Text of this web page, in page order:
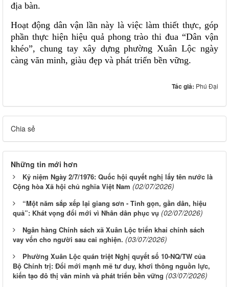
địa bàn.
Hoạt động dân vận lần này là việc làm thiết thực, góp
phần thực hiện hiệu quả phong trào thi đua “Dân vận
khéo”, chung tay xây dựng phường Xuân Lộc ngày
càng văn minh, giàu đẹp và phát triển bền vững.
Tác giả: Phú Đại
Chia sẻ
Những tin mới hơn
Kỷ niệm Ngày 2/7/1976: Quốc hội quyết nghị lấy tên nước là
Cộng hòa Xã hội chủ nghĩa Việt Nam (02/07/2026)
“Một năm sắp xếp lại giang sơn - Tinh gọn, gần dân, hiệu
quả”: Khát vọng đổi mới vì Nhân dân phục vụ (02/07/2026)
Ngân hàng Chính sách xã Xuân Lộc triển khai chính sách
vay vốn cho người sau cai nghiện. (03/07/2026)
Phường Xuân Lộc quán triệt Nghị quyết số 10-NQ/TW của
Bộ Chính trị: Đổi mới mạnh mẽ tư duy, khơi thông nguồn lực,
kiến tạo đô thị văn minh và phát triển bền vững (03/07/2026)